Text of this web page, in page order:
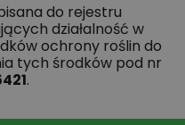
do rejestru
działalność w
ochrony roślin do
tych środków pod nr
.